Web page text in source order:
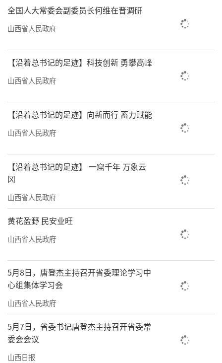
全国人大常委会副委员长何维在晋调研
山西省人民政府
【沿着总书记的足迹】科技创新 勇攀高峰
山西省人民政府
【沿着总书记的足迹】向新而行 蓄力赋能
山西省人民政府
【沿着总书记的足迹】 一窟千年 万象云
冈
山西省人民政府
黄花盈野 民安业旺
山西省人民政府
5月8日，唐登杰主持召开省委理论学习中
心组集体学习会
山西省人民政府
5月7日，省委书记唐登杰主持召开省委常
委会会议
山西日报